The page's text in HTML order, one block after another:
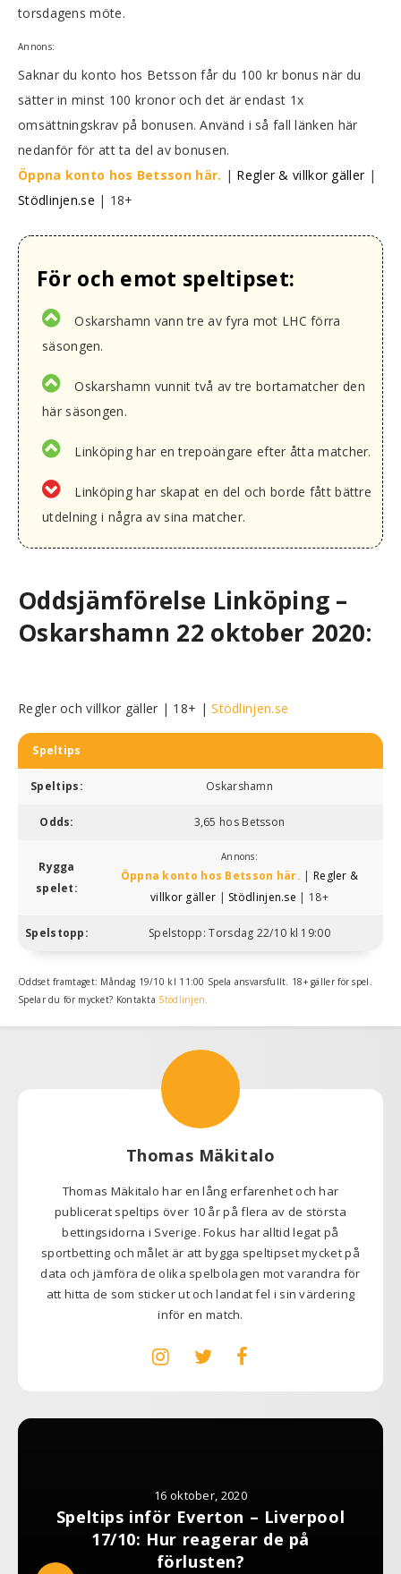
torsdagens möte.
Annons:
Saknar du konto hos Betsson får du 100 kr bonus när du
sätter in minst 100 kronor och det är endast 1x
omsättningskrav på bonusen. Använd i så fall länken här
nedanför för att ta del av bonusen.
Öppna konto hos Betsson här. | Regler & villkor gäller|
Stödlinjen.se | 18+
För och emot speltipset:
Oskarshamn vann tre av fyra mot LHC förra
säsongen.
Oskarshamn vunnit två av tre bortamatcher den
här säsongen.
Linköping har en trepoängare efter åtta matcher.
Linköping har skapat en del och borde fått bättre
utdelning i några av sina matcher.
Oddsjämförelse Linköping –
Oskarshamn 22 oktober 2020:
Regler och villkor gäller | 18+ |Stödlinjen.se
Speltips
Speltips: Oskarshamn
Odds: 3,65 hos Betsson
Rygga
spelet:
Annons:
Öppna konto hos Betsson här. | Regler &
villkor gäller | Stödlinjen.se | 18+
Spelstopp: Spelstopp: Torsdag 22/10 kl 19:00
Oddset framtaget: Måndag 19/10 kl 11:00 Spela ansvarsfullt. 18+ gäller för spel.
Spelar du för mycket? Kontakta Stödlinjen.
Thomas Mäkitalo
Thomas Mäkitalo har en lång erfarenhet och har
publicerat speltips över 10 år på flera av de största
bettingsidorna i Sverige. Fokus har alltid legat på
sportbetting och målet är att bygga speltipset mycket på
data och jämföra de olika spelbolagen mot varandra för
att hitta de som sticker ut och landat fel i sin värdering
inför en match.
16 oktober, 2020
Speltips inför Everton – Liverpool
17/10: Hur reagerar de på
förlusten?